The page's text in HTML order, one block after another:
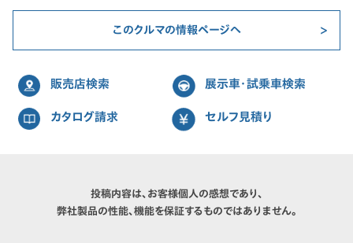
このクルマの情報ページへ
販売店検索 展示車・試乗車検索
カタログ請求 セルフ見積り
投稿内容は、お客様個人の感想であり、
弊社製品の性能、機能を保証するものではありません。